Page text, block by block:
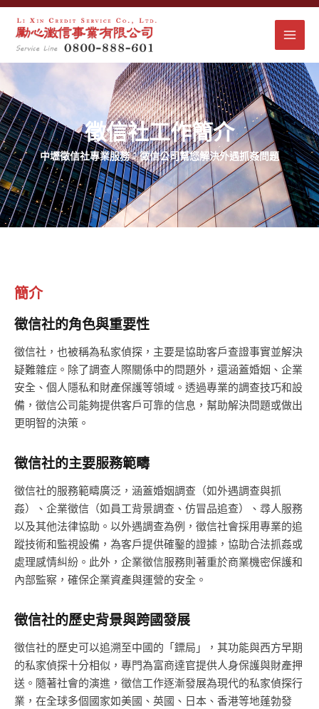
跳
要
內
容
徵信社工作簡介
中壢徵信社專業服務：徵信公司幫您解決外遇抓姦問題
簡介
徵信社的角色與重要性
徵信社，也被稱為私家偵探，主要是協助客戶查證事實並解決
疑難雜症。除了調查人際關係中的問題外，還涵蓋婚姻、企業
安全、個人隱私和財產保護等領域。透過專業的調查技巧和設
備，徵信公司能夠提供客戶可靠的信息，幫助解決問題或做出
更明智的決策。
徵信社的主要服務範疇
徵信社的服務範疇廣泛，涵蓋婚姻調查（如外遇調查與抓
姦）、企業徵信（如員工背景調查、仿冒品追查）、尋人服務
以及其他法律協助。以外遇調查為例，徵信社會採用專業的追
蹤技術和監視設備，為客戶提供確鑿的證據，協助合法抓姦或
處理感情糾紛。此外，企業徵信服務則著重於商業機密保護和
內部監察，確保企業資產與運營的安全。
徵信社的歷史背景與跨國發展
徵信社的歷史可以追溯至中國的「鏢局」，其功能與西方早期
的私家偵探十分相似，專門為富商達官提供人身保護與財產押
送。隨著社會的演進，徵信工作逐漸發展為現代的私家偵探行
業，在全球多個國家如美國、英國、日本、香港等地蓬勃發